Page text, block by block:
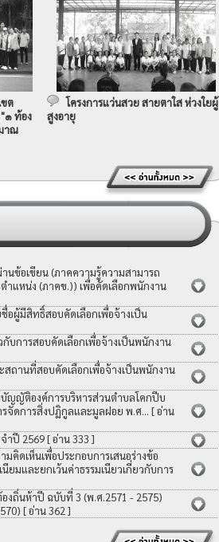
ต
๑ ท้อง
าณ
โครงการแว่นสวย สายตาใส ห่วงใยผู้
สูงอายุ
นข้อเขียน (ภาคความรู้ความสามารถ
ำแหน่ง (ภาคข.)) เพื่อคัดเลือกพนักงาน
อผู้มีสิทธิ์สอบคัดเลือกเพื่อจ้างเป็น
กับการสอบคัดเลือกเพื่อจ้างเป็นพนักงาน
สถานที่สอบคัดเลือกเพื่อจ้างเป็นพนักงาน
บัญญัติองค์การบริหารส่วนตำบลโคกปีบ
รจัดการสิ่งปฏิกูลและมูลฝอย พ.ศ... [ อ่าน
ำปี 2569[ อ่าน 333 ]
คิดเห็นเพื่อประกอบการเสนอร่างข้อ
ยมและยกเว้นค่าธรรมเนียวเกี่ยวกับการ
ถิ่นห้าปี ฉบับที่ 3 (พ.ศ.2571 - 2575)
[ อ่าน 362 ]